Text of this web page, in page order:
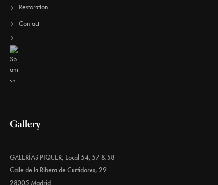
Restoration
Contact
Gallery
GALERÍAS PIQUER, Local 54, 57 & 58
Calle de la Ribera de Curtidores, 29
28005 Madrid